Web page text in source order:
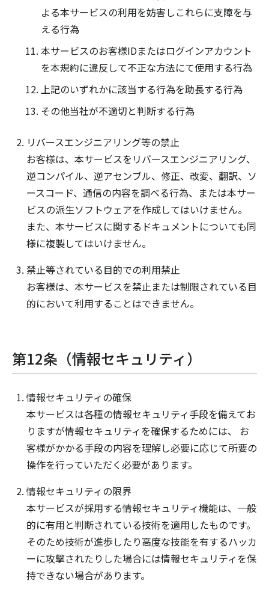
よる本サービスの利用を妨害しこれらに支障を与
える行為
本サービスのお客様IDまたはログインアカウント
を本規約に違反して不正な方法にて使用する行為
上記のいずれかに該当する行為を助長する行為
その他当社が不適切と判断する行為
リバースエンジニアリング等の禁止
お客様は、本サービスをリバースエンジニアリング、
逆コンパイル、逆アセンブル、修正、改変、翻訳、ソ
ースコード、通信の内容を調べる行為、または本サー
ビスの派生ソフトウェアを作成してはいけません。
また、本サービスに関するドキュメントについても同
様に複製してはいけません。
禁止等されている目的での利用禁止
お客様は、本サービスを禁止または制限されている目
的において利用することはできません。
第12条（情報セキュリティ）
情報セキュリティの確保
本サービスは各種の情報セキュリティ手段を備えてお
りますが情報セキュリティを確保するためには、 お
客様がかかる手段の内容を理解し必要に応じて所要の
操作を行っていただく必要があります。
情報セキュリティの限界
本サービスが採用する情報セキュリティ機能は、一般
的に有用と判断されている技術を適用したものです。
そのため技術が進歩したり高度な技能を有するハッカ
ーに攻撃されたりした場合には情報セキュリティを保
持できない場合があります。